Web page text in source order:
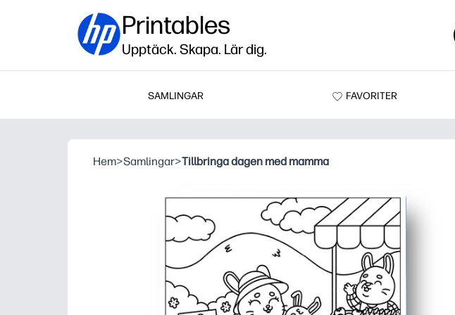
Printables
Upptäck. Skapa. Lär dig.
SAMLINGAR FAVORITER
Hem>Samlingar>Tillbringa dagen med mamma